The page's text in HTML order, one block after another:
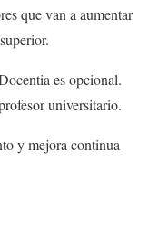
que van a aumentar
es opcional.
universitario.
y mejora continua